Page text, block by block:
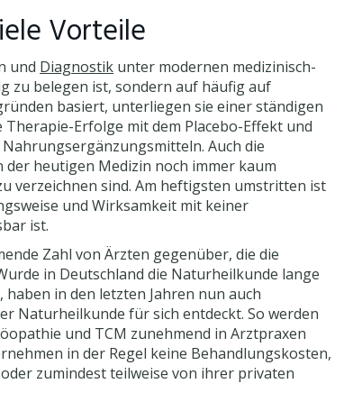
Vorteile
und Diagnostik unter modernen medizinisch-
zu belegen ist, sondern auf häufig auf
basiert, unterliegen sie einer ständigen
Erfolge mit dem Placebo-Effekt und
Auch die
heutigen Medizin noch immer kaum
verzeichnen sind. Am heftigsten umstritten ist
und Wirksamkeit mit keiner
ist.
Zahl von Ärzten gegenüber, die die
in Deutschland die Naturheilkunde lange
in den letzten Jahren nun auch
Naturheilkunde für sich entdeckt. So werden
und TCM zunehmend in Arztpraxen
in der Regel keine Behandlungskosten,
zumindest teilweise von ihrer privaten